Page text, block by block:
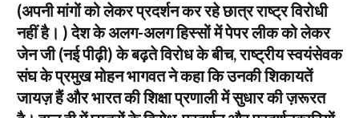
(अपनी मांगों को लेकर प्रदर्शन कर रहे छात्र राष्ट्र विरोधी
नहीं है। ) देश के अलग-अलग हिस्सों में पेपर लीक को लेकर
जेन जी (नई पीढ़ी) के बढ़ते विरोध के बीच, राष्ट्रीय स्वयंसेवक
संघ के प्रमुख मोहन भागवत ने कहा कि उनकी शिकायतें
जायज़ हैं और भारत की शिक्षा प्रणाली में सुधार की ज़रूरत